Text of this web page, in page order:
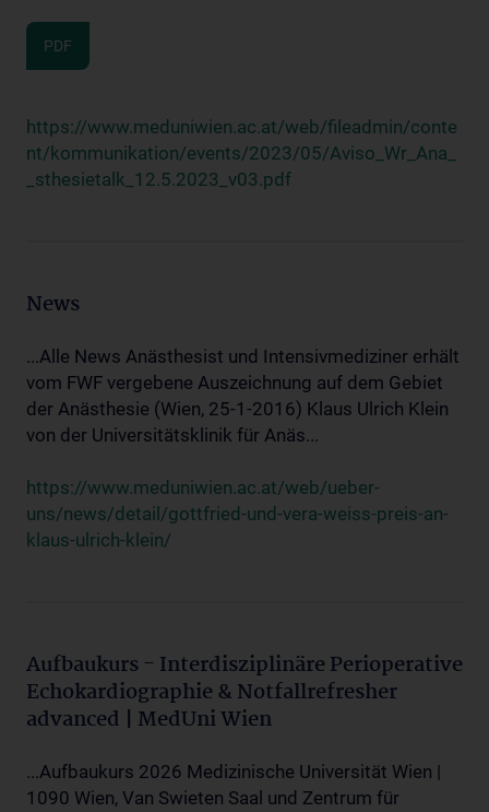
PDF
https://www.meduniwien.ac.at/web/fileadmin/conte
nt/kommunikation/events/2023/05/Aviso_Wr_Ana_
_sthesietalk_12.5.2023_v03.pdf
News
...Alle News Anästhesist und Intensivmediziner erhält
vom FWF vergebene Auszeichnung auf dem Gebiet
der Anästhesie (Wien, 25-1-2016) Klaus Ulrich Klein
von der Universitätsklinik für Anäs...
https://www.meduniwien.ac.at/web/ueber-
uns/news/detail/gottfried-und-vera-weiss-preis-an-
klaus-ulrich-klein/
Aufbaukurs - Interdisziplinäre Perioperative
Echokardiographie & Notfallrefresher
advanced | MedUni Wien
...Aufbaukurs 2026 Medizinische Universität Wien |
1090 Wien, Van Swieten Saal und Zentrum für